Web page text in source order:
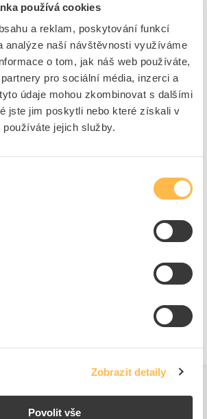
používá cookies
a reklam, poskytování funkcí
analýze naší návštěvnosti využíváme
o tom, jak náš web používáte,
pro sociální média, inzerci a
údaje mohou zkombinovat s dalšími
jste jim poskytli nebo které získali v
jejich služby.
Zobrazit detaily
Povolit vše
IP67
200 - 240 V
0 - 100 W